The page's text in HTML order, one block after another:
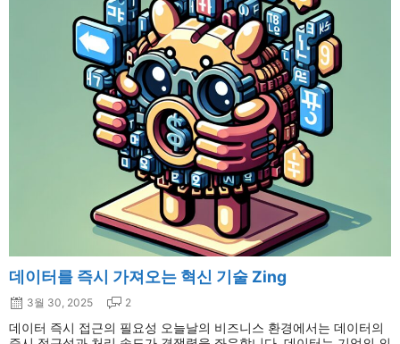
데이터를 즉시 가져오는 혁신 기술 Zing
3월 30, 2025 2
데이터 즉시 접근의 필요성 오늘날의 비즈니스 환경에서는 데이터의